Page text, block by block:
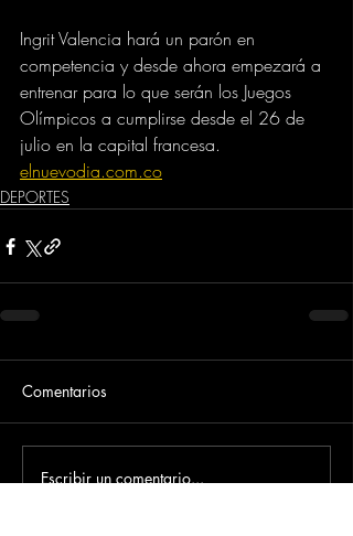
Ingrit Valencia hará un parón en
competencia y desde ahora empezará a
entrenar para lo que serán los Juegos
Olímpicos a cumplirse desde el 26 de
julio en la capital francesa.
elnuevodia.com.co
DEPORTES
Comentarios
Escribir un comentario...